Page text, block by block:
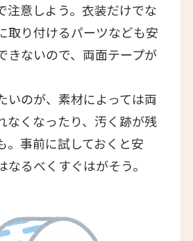
注意しよう。衣装だけでな
取り付けるパーツなども安
きないので、両面テープが
いのが、素材によっては両
なくなったり、汚く跡が残
。事前に試しておくと安
るべくすぐはがそう。